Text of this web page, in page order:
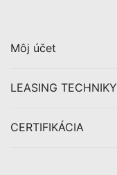
Môj účet
LEASING TECHNIKY
CERTIFIKÁCIA